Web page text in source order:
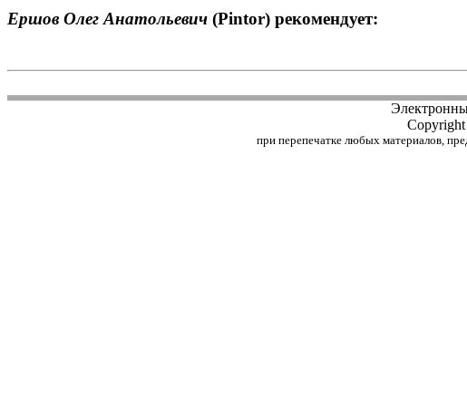
Ершов Олег Анатольевич (Pintor) рекомендует:
при перепечатке любых материалов,